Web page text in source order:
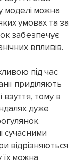
моделі можна
умовах та за
забезпечує
впливів.
під час
приділяють
взуття, тому в
дуже
сучасними
відрізняються
їх можна